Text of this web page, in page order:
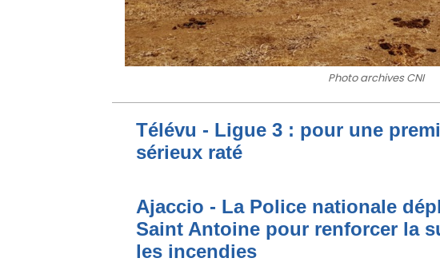
Photo archives CNI
Télévu - Ligue 3 : pour une
sérieux raté
Ajaccio - La Police nationale
Saint Antoine pour renforcer la
les incendies